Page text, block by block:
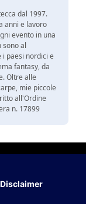
dal 1997.
anni e lavoro
evento in una
sono al
paesi nordici e
fantasy, da
Oltre alle
mie piccole
all'Ordine
n. 17899
Disclaimer